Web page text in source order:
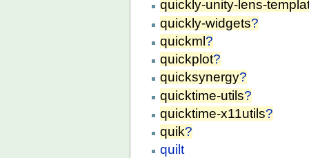
quickly-unity-lens-
quickly-widgets?
quickml ?
quickplot?
quicksynergy?
quicktime-utils?
quicktime-x11utils?
quik?
quilt